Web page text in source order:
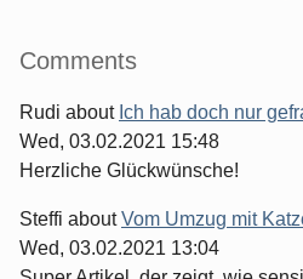
Comments
Rudi about Ich hab doch nur
Wed, 03.02.2021 15:48
Herzliche Glückwünsche!
Steffi aboutVom Umzug mit
Wed, 03.02.2021 13:04